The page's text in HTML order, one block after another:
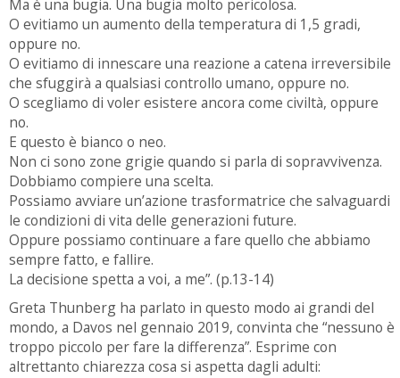
Ma è una bugia. Una bugia molto pericolosa.
O evitiamo un aumento della temperatura di 1,5 gradi,
oppure no.
O evitiamo di innescare una reazione a catena irreversibile
che sfuggirà a qualsiasi controllo umano, oppure no.
O scegliamo di voler esistere ancora come civiltà, oppure
no.
E questo è bianco o neo.
Non ci sono zone grigie quando si parla di sopravvivenza.
Dobbiamo compiere una scelta.
Possiamo avviare un’azione trasformatrice che salvaguardi
le condizioni di vita delle generazioni future.
Oppure possiamo continuare a fare quello che abbiamo
sempre fatto, e fallire.
La decisione spetta a voi, a me”. (p.13-14)
Greta Thunberg ha parlato in questo modo ai grandi del
mondo, a Davos nel gennaio 2019, convinta che “nessuno è
troppo piccolo per fare la differenza”. Esprime con
altrettanto chiarezza cosa si aspetta dagli adulti: